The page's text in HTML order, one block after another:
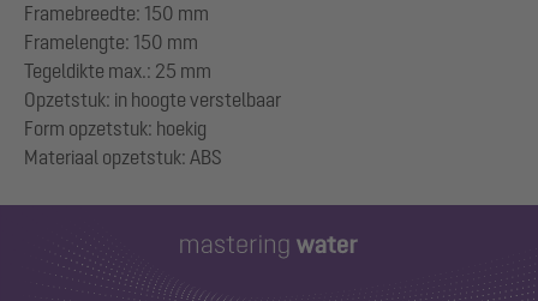
Framebreedte: 150 mm
Framelengte: 150 mm
Tegeldikte max.: 25 mm
Opzetstuk: in hoogte verstelbaar
Form opzetstuk: hoekig